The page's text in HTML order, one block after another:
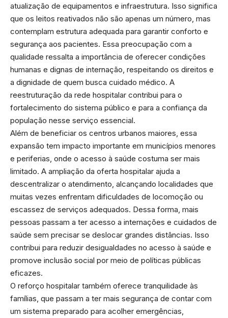
atualização de equipamentos e infraestrutura. Isso significa
que os leitos reativados não são apenas um número, mas
contemplam estrutura adequada para garantir conforto e
segurança aos pacientes. Essa preocupação com a
qualidade ressalta a importância de oferecer condições
humanas e dignas de internação, respeitando os direitos e
a dignidade de quem busca cuidado médico. A
reestruturação da rede hospitalar contribui para o
fortalecimento do sistema público e para a confiança da
população nesse serviço essencial.
Além de beneficiar os centros urbanos maiores, essa
expansão tem impacto importante em municípios menores
e periferias, onde o acesso à saúde costuma ser mais
limitado. A ampliação da oferta hospitalar ajuda a
descentralizar o atendimento, alcançando localidades que
muitas vezes enfrentam dificuldades de locomoção ou
escassez de serviços adequados. Dessa forma, mais
pessoas passam a ter acesso a internações e cuidados de
saúde sem precisar se deslocar grandes distâncias. Isso
contribui para reduzir desigualdades no acesso à saúde e
promove inclusão social por meio de políticas públicas
eficazes.
O reforço hospitalar também oferece tranquilidade às
famílias, que passam a ter mais segurança de contar com
um sistema preparado para acolher emergências,